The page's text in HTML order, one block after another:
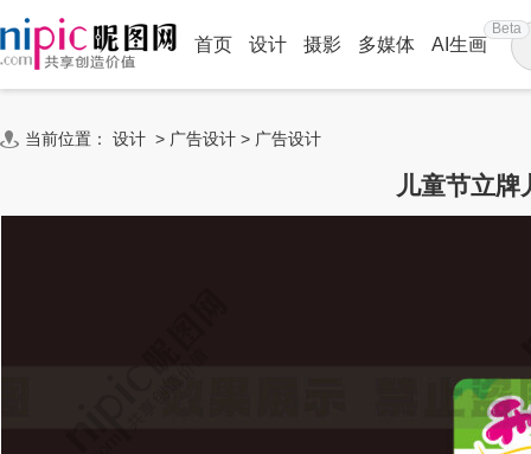
首页 设计 摄影 多媒体 AI生画
Beta
当前位置： 设计 > 广告设计 > 广告设计
儿童节立